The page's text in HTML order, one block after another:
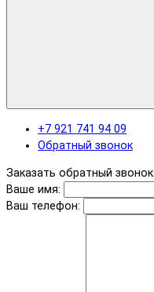
+7 921 741 94 09
Обратный звонок
Заказать обратный звонок
Ваше имя:
Ваш телефон: